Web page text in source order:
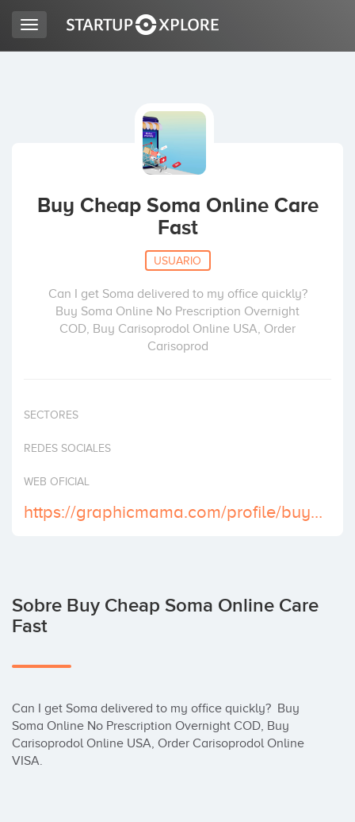
ACCESO
Toggle
navigation
Buy Cheap Soma Online Care
Fast
USUARIO
Can I get Soma delivered to my office quickly?
Buy Soma Online No Prescription Overnight
COD, Buy Carisoprodol Online USA, Order
Carisoprod
SECTORES
REDES SOCIALES
WEB OFICIAL
https://graphicmama.com/profile/buy-carisoprodol-with-outstanding-delivery
Sobre Buy Cheap Soma Online Care
Fast
Can I get Soma delivered to my office quickly?  Buy
Soma Online No Prescription Overnight COD, Buy
Carisoprodol Online USA, Order Carisoprodol Online
VISA.